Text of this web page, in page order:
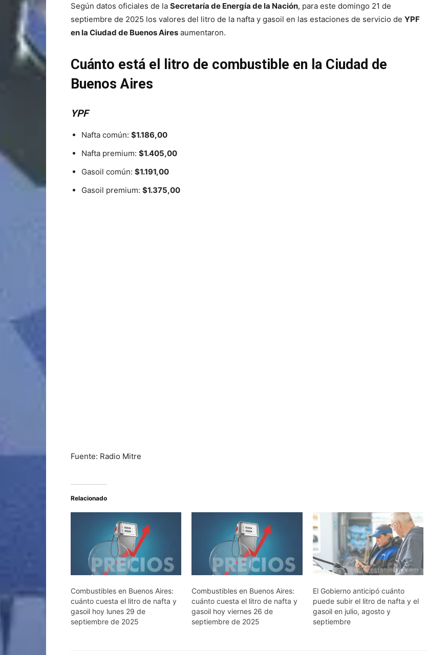
Según datos oficiales de la Secretaría de Energía de la Nación, para este domingo 21 de
septiembre de 2025 los valores del litro de la nafta y gasoil en las estaciones de servicio de YPF
en la Ciudad de Buenos Aires aumentaron.
Cuánto está el litro de combustible en la Ciudad de
Buenos Aires
YPF
Nafta común: $1.186,00
Nafta premium: $1.405,00
Gasoil común: $1.191,00
Gasoil premium: $1.375,00
Fuente: Radio Mitre
Relacionado
Combustibles en Buenos Aires:
cuánto cuesta el litro de nafta y
gasoil hoy lunes 29 de
septiembre de 2025
Combustibles en Buenos Aires:
cuánto cuesta el litro de nafta y
gasoil hoy viernes 26 de
septiembre de 2025
El Gobierno anticipó cuánto
puede subir el litro de nafta y el
gasoil en julio, agosto y
septiembre